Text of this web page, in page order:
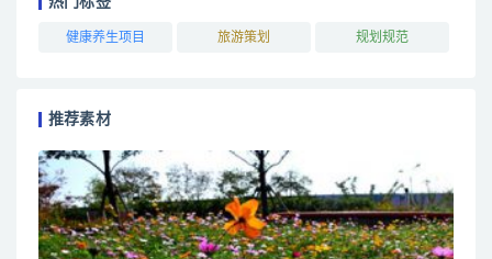
健康养生项目 旅游策划 规划规范
推荐素材